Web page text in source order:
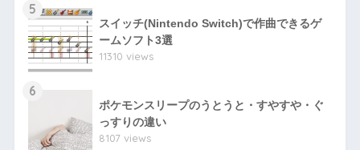
5
スイッチ(Nintendo Switch)で作曲できるゲ
ームソフト3選
11310 views
6
ポケモンスリープのうとうと・すやすや・ぐ
っすりの違い
8107 views